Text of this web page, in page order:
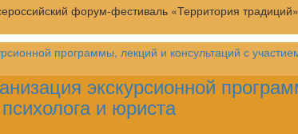
форум-фестиваль «Территория
экскурсионной
и юриста